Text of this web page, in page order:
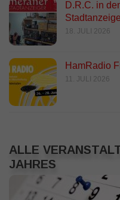
D.R.C. in
18. JULI 2026
HamRadio
11. JULI 2026
ALLE
JAHRES